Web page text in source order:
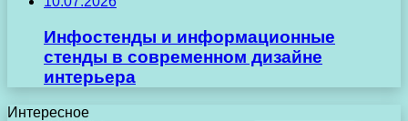
Инфостенды и информационные
стенды в современном дизайне
интерьера
Интересное